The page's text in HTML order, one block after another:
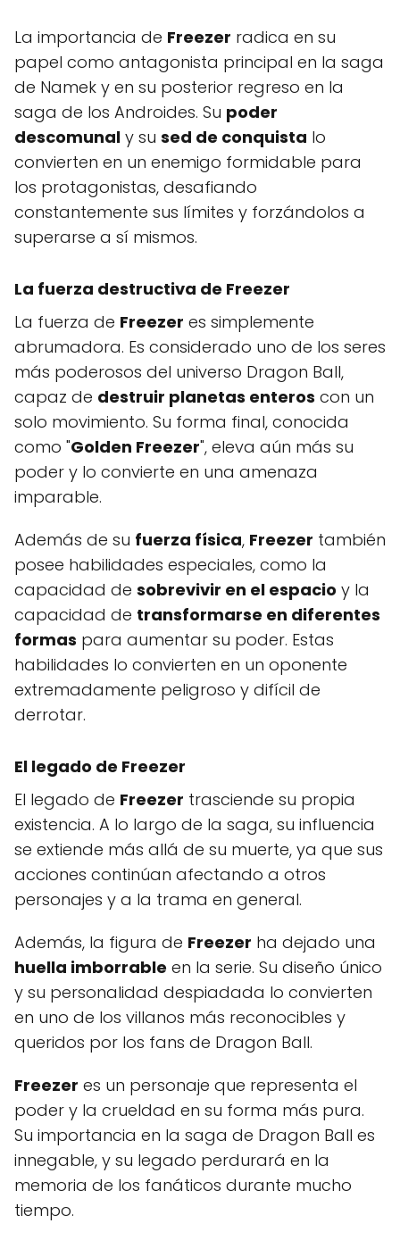
La importancia de Freezer radica en su
papel como antagonista principal en la saga
de Namek y en su posterior regreso en la
saga de los Androides. Su poder
descomunal y su sed de conquista lo
convierten en un enemigo formidable para
los protagonistas, desafiando
constantemente sus límites y forzándolos a
superarse a sí mismos.
La fuerza destructiva de Freezer
La fuerza de Freezer es simplemente
abrumadora. Es considerado uno de los seres
más poderosos del universo Dragon Ball,
capaz de destruir planetas enteros con un
solo movimiento. Su forma final, conocida
como "Golden Freezer", eleva aún más su
poder y lo convierte en una amenaza
imparable.
Además de su fuerza física, Freezer también
posee habilidades especiales, como la
capacidad de sobrevivir en el espacio y la
capacidad de transformarse en diferentes
formas para aumentar su poder. Estas
habilidades lo convierten en un oponente
extremadamente peligroso y difícil de
derrotar.
El legado de Freezer
El legado de Freezer trasciende su propia
existencia. A lo largo de la saga, su influencia
se extiende más allá de su muerte, ya que sus
acciones continúan afectando a otros
personajes y a la trama en general.
Además, la figura de Freezer ha dejado una
huella imborrable en la serie. Su diseño único
y su personalidad despiadada lo convierten
en uno de los villanos más reconocibles y
queridos por los fans de Dragon Ball.
Freezer es un personaje que representa el
poder y la crueldad en su forma más pura.
Su importancia en la saga de Dragon Ball es
innegable, y su legado perdurará en la
memoria de los fanáticos durante mucho
tiempo.